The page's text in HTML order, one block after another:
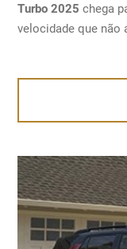
Turbo 2025 chega
velocidade que não